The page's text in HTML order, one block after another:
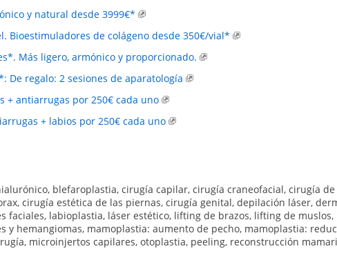
y natural desde 3999€*
Bioestimuladores de colágeno desde 350€/vial*
Más ligero, armónico y proporcionado.
De regalo: 2 sesiones de aparatología
+ antiarrugas por 250€ cada uno
+ labios por 250€ cada uno
, blefaroplastia, cirugía capilar, cirugía craneofacial, cirugía de
, cirugía estética de las piernas, cirugía genital, depilación láser,
faciales, labioplastia, láser estético, lifting de brazos, lifting de muslos,
y hemangiomas, mamoplastia: aumento de pecho, mamoplastia:
, microinjertos capilares, otoplastia, peeling, reconstrucción